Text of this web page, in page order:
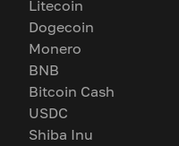
Litecoin
Dogecoin
Monero
BNB
Bitcoin Cash
USDC
Shiba Inu